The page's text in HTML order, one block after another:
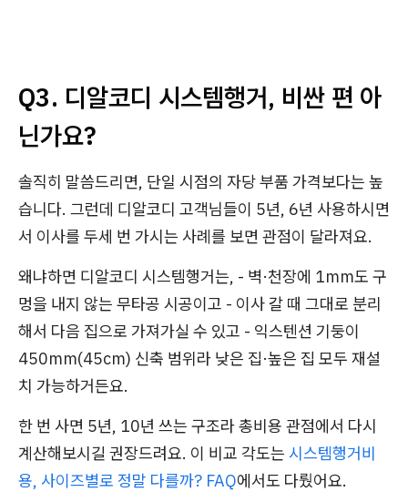
Q3. 디알코디 시스템행거, 비싼 편 아
닌가요?
솔직히 말씀드리면, 단일 시점의 자당 부품 가격보다는 높
습니다. 그런데 디알코디 고객님들이 5년, 6년 사용하시면
서 이사를 두세 번 가시는 사례를 보면 관점이 달라져요.
왜냐하면 디알코디 시스템행거는, - 벽·천장에 1mm도 구
멍을 내지 않는 무타공 시공이고 - 이사 갈 때 그대로 분리
해서 다음 집으로 가져가실 수 있고 - 익스텐션 기둥이
450mm(45cm) 신축 범위라 낮은 집·높은 집 모두 재설
치 가능하거든요.
한 번 사면 5년, 10년 쓰는 구조라 총비용 관점에서 다시
계산해보시길 권장드려요. 이 비교 각도는 시스템행거비
용, 사이즈별로 정말 다를까? FAQ에서도 다뤘어요.